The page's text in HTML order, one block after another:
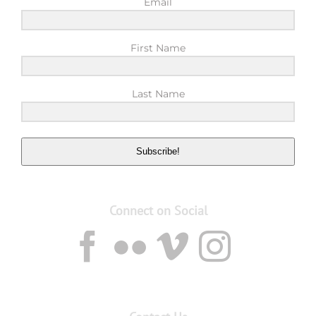
First Name
Last Name
Subscribe!
Connect on Social